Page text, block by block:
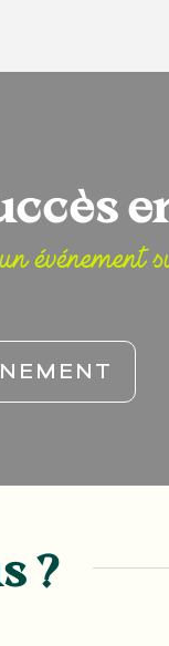
événement
?